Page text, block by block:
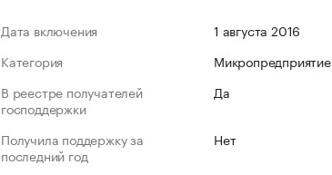
Дата включения
1 августа 2016
Категория
Микропредприятие
В реестре получателей
господдержки
Да
Получила поддержку за
последний год
Нет